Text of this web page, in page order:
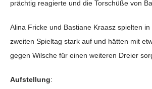
prächtig reagierte und die Torschüße von
Alina Fricke und Bastiane Kraasz spielten
zweiten Spieltag stark auf und hätten mit
gegen Wilsche für einen weiteren Dreier
Aufstellung: